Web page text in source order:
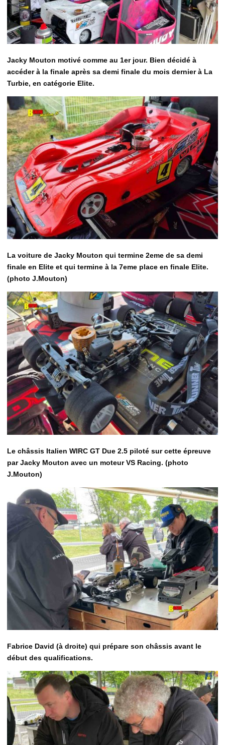
Jacky Mouton motivé comme au 1er jour. Bien décidé à
accéder à la finale après sa demi finale du mois dernier à La
Turbie, en catégorie Elite.
La voiture de Jacky Mouton qui termine 2eme de sa demi
finale en Elite et qui termine à la 7eme place en finale Elite.
(photo J.Mouton)
Le châssis Italien WIRC GT Due 2.5 piloté sur cette épreuve
par Jacky Mouton avec un moteur VS Racing. (photo
J.Mouton)
Fabrice David (à droite) qui prépare son châssis avant le
début des qualifications.